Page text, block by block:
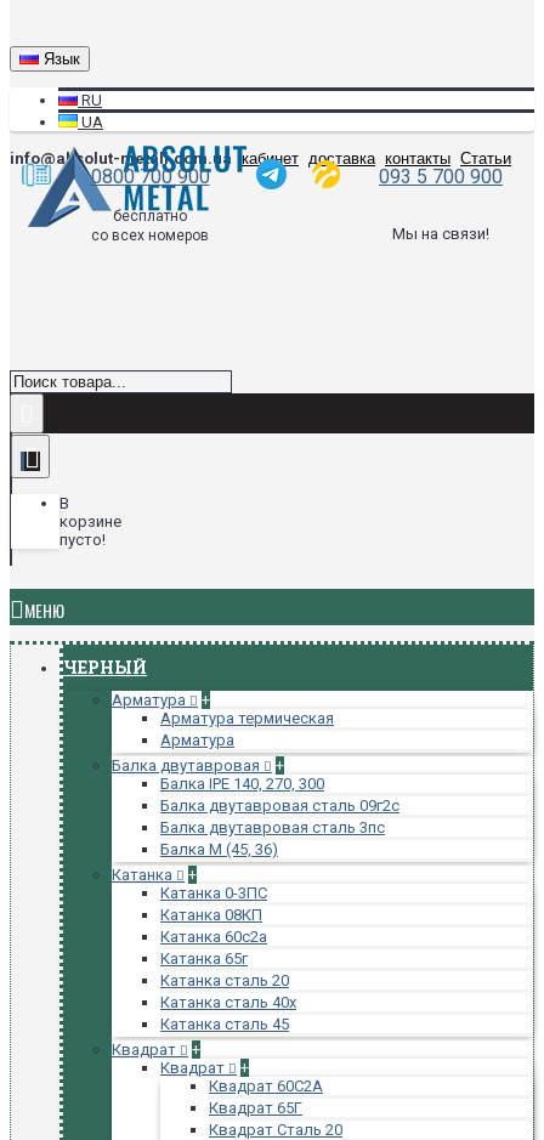
Язык
RU
UA
info@absolut-metall.com.ua
кабинет доставка контакты Статьи
0800 700 900 093 5 700 900
бесплатно
со всех номеров
Мы на связи!
В
корзине
пусто!
МЕНЮ
ЧЕРНЫЙ
Арматура
+
Арматура термическая
Арматура
Балка двутавровая
+
Балка IPE 140, 270, 300
Балка двутавровая сталь 09г2с
Балка двутавровая сталь 3пс
Балка М (45, 36)
Катанка
+
Катанка 0-3ПС
Катанка 08КП
Катанка 60с2а
Катанка 65г
Катанка сталь 20
Катанка сталь 40х
Катанка сталь 45
Квадрат
+
Квадрат
+
Квадрат 60С2А
Квадрат 65Г
Квадрат Сталь 20